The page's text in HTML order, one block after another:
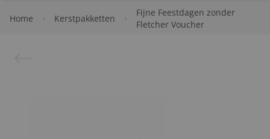
Home Kerstpakketten
Fijne Feestdagen zonder
Fletcher Voucher